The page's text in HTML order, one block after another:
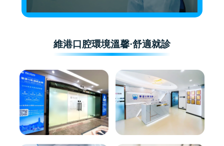
維港口腔環境溫馨·舒適就診